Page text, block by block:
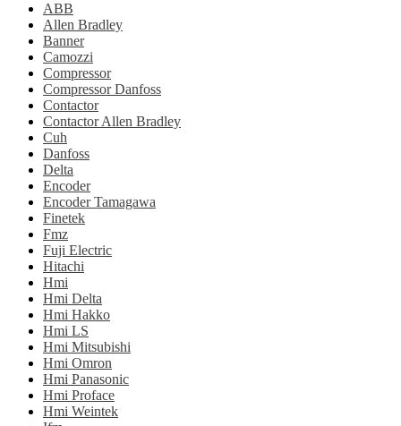
ABB
Allen Bradley
Banner
Camozzi
Compressor
Compressor Danfoss
Contactor
Contactor Allen Bradley
Cuh
Danfoss
Delta
Encoder
Encoder Tamagawa
Finetek
Fmz
Fuji Electric
Hitachi
Hmi
Hmi Delta
Hmi Hakko
Hmi LS
Hmi Mitsubishi
Hmi Omron
Hmi Panasonic
Hmi Proface
Hmi Weintek